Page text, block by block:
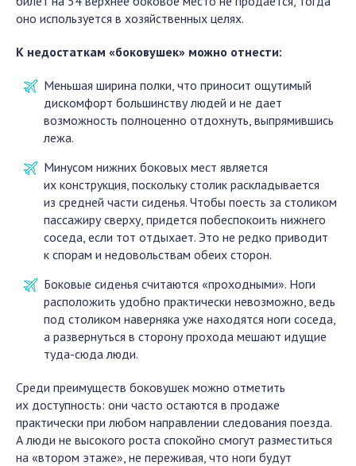
оно используется в хозяйственных целях.
К недостаткам «боковушек» можно отнести:
Меньшая ширина полки, что приносит ощутимый
дискомфорт большинству людей и не дает
возможность полноценно отдохнуть, выпрямившись
лежа.
Минусом нижних боковых мест является
их конструкция, поскольку столик раскладывается
из средней части сиденья. Чтобы поесть за столиком
пассажиру сверху, придется побеспокоить нижнего
соседа, если тот отдыхает. Это не редко приводит
к спорам и недовольствам обеих сторон.
Боковые сиденья считаются «проходными». Ноги
расположить удобно практически невозможно, ведь
под столиком наверняка уже находятся ноги соседа,
а развернуться в сторону прохода мешают идущие
туда-сюда люди.
Среди преимуществ боковушек можно отметить
их доступность: они часто остаются в продаже
практически при любом направлении следования поезда.
А люди не высокого роста спокойно смогут разместиться
на «втором этаже», не переживая, что ноги будут